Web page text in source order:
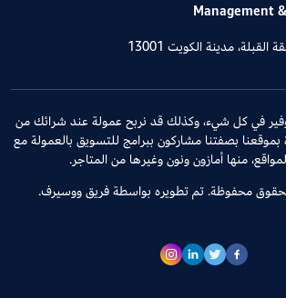
Management
مدينة الكويت 13001
في كل شيء، وكذلك قد نربح عمولة عند شرائك من
بموقعنا بصفتنا مشاركون ببرامج للتسويق بالعمولة مع
منها أمازون ونون وغيرها من المتاجر.